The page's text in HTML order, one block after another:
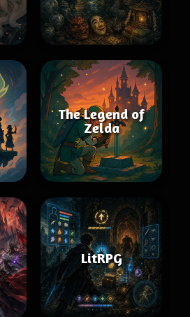
The Legend of
Zelda
LitRPG